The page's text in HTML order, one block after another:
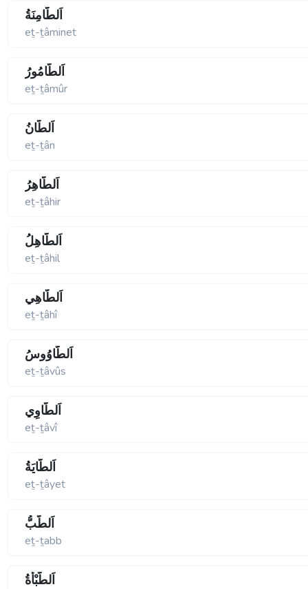
اَلطَّامِنَةُ
eṯ-ṯâminet
اَلطَّامُورُ
eṯ-ṯâmûr
اَلطَّانُ
eṯ-ṯân
اَلطَّاهِرُ
eṯ-ṯâhir
اَلطَّاهِلُ
eṯ-ṯâhil
اَلطَّاهِي
eṯ-ṯâhî
اَلطَّاوُوسُ
eṯ-ṯâvûs
اَلطَّاوِي
eṯ-ṯâvî
اَلطَّايَةُ
eṯ-ṯâyet
اَلطَّبُّ
eṯ-ṯabb
اَلطَّبْأَةُ